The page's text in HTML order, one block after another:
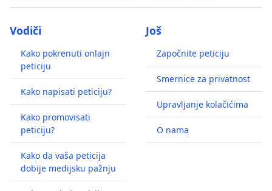
Vodiči
Kako pokrenuti onlajn
peticiju
Kako napisati peticiju?
Kako promovisati
peticiju?
Kako da vaša peticija
dobije medijsku pažnju
Još
Započnite peticiju
Smernice za privatnost
Upravljanje kolačićima
O nama